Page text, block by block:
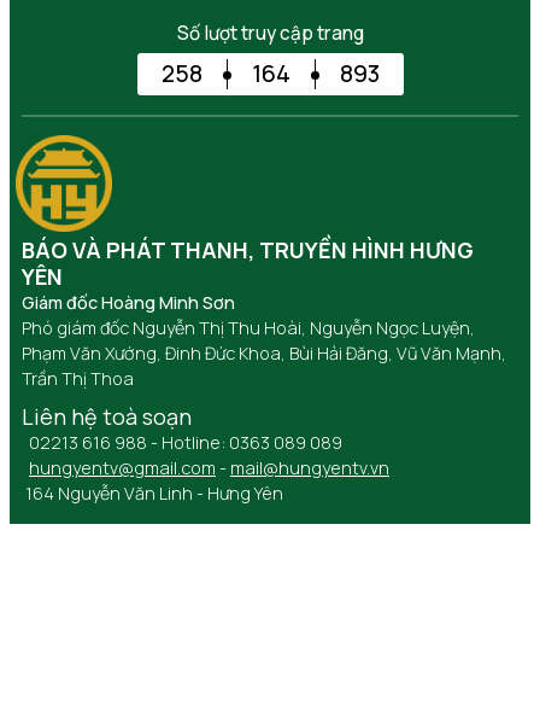
Số lượt truy cập trang
258 164 893
BÁO VÀ PHÁT THANH, TRUYỀN HÌNH HƯNG
YÊN
Giám đốc Hoàng Minh Sơn
Phó giám đốc Nguyễn Thị Thu Hoài, Nguyễn Ngọc Luyện,
Phạm Văn Xướng, Đinh Đức Khoa, Bùi Hải Đăng, Vũ Văn Mạnh,
Trần Thị Thoa
Liên hệ toà soạn
02213 616 988 - Hotline: 0363 089 089
hungyentv@gmail.com - mail@hungyentv.vn
164 Nguyễn Văn Linh - Hưng Yên